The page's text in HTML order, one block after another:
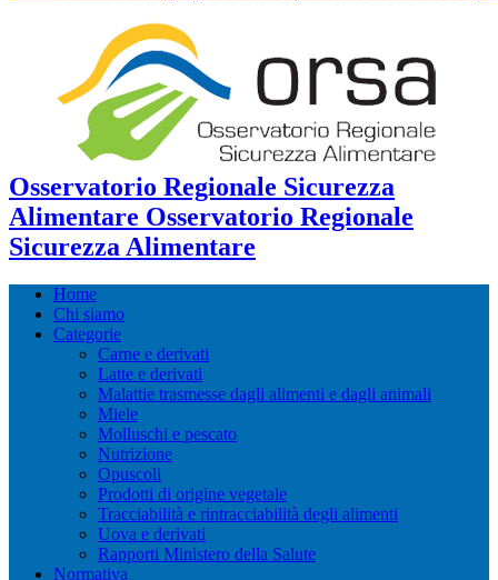
Osservatorio Regionale Sicurezza
Alimentare Osservatorio Regionale
Sicurezza Alimentare
Home
Chi siamo
Categorie
Carne e derivati
Latte e derivati
Malattie trasmesse dagli alimenti e dagli animali
Miele
Molluschi e pescato
Nutrizione
Opuscoli
Prodotti di origine vegetale
Tracciabilità e rintracciabilità degli alimenti
Uova e derivati
Rapporti Ministero della Salute
Normativa